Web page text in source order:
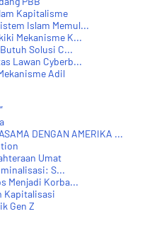
Kapitalisme
Islam Memul...
Mekanisme K...
Solusi C...
Lawan Cyberb...
Adil
DENGAN AMERIKA ...
Umat
S...
Menjadi Korba...
Kapitalisasi
Gen Z